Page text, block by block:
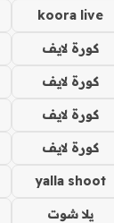
koora live
كورة لايف
كورة لايف
كورة لايف
كورة لايف
yalla shoot
يلا شوت